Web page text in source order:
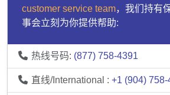
customer service team，我们持有
事会立刻为你提供帮助:
热线号码: (877) 758-4391
直线/International : +1 (904) 758-